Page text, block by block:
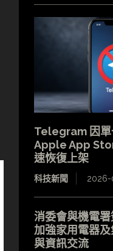
Telegram 因單
Apple App
速恢復上架
科技新聞
消委會與機電
加強家用電器
與資訊交流